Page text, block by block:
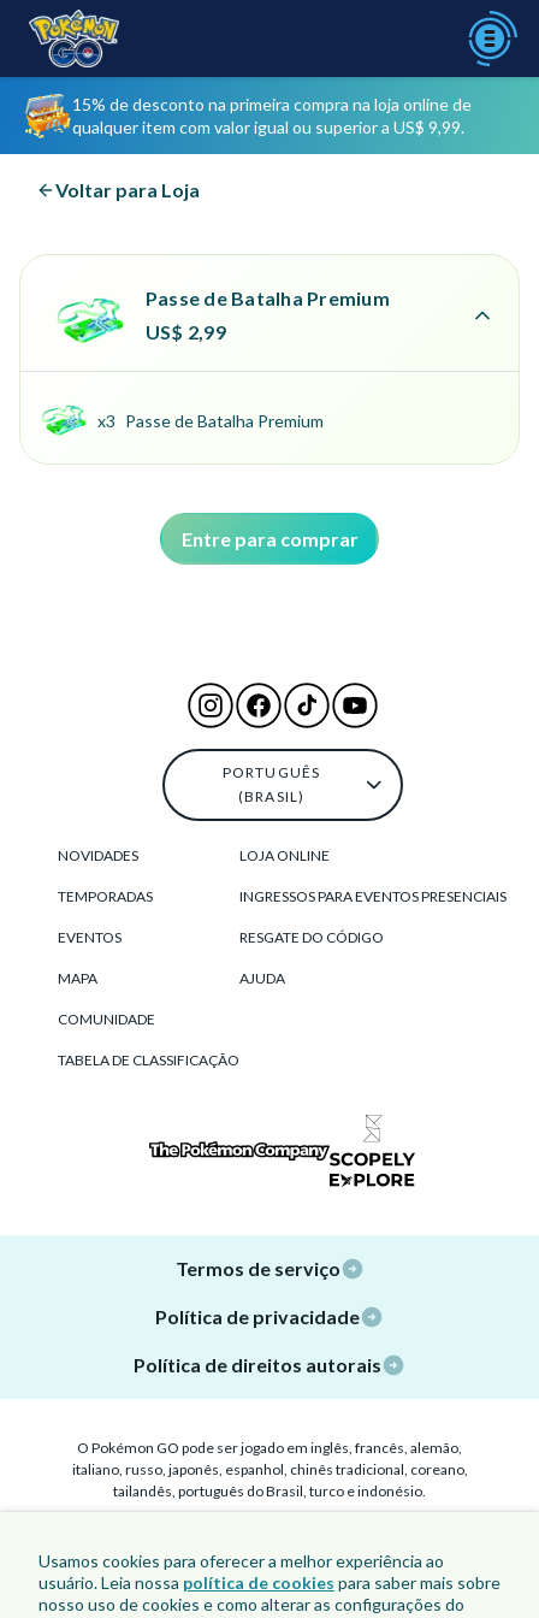
Faça login pela primeira vez para receber
recompensas de bônus!
Entrar
15% de desconto na primeira compra na loja online de
qualquer item com valor igual ou superior a US$ 9,99.
Faça login pela primeira vez para receber
recompensas de bônus!
Voltar para Loja
Passe de Batalha Premium
US$ 2,99
x3 Passe de Batalha Premium
Entre para comprar
NOVIDADES
TEMPORADAS
EVENTOS
MAPA
COMUNIDADE
TABELA DE CLASSIFICAÇÃO
LOJA ONLINE
INGRESSOS PARA EVENTOS PRESENCIAIS
RESGATE DO CÓDIGO
AJUDA
PORTUGUÊS
(BRASIL)
Termos de serviço
Política de privacidade
Política de direitos autorais
O Pokémon GO pode ser jogado em inglês, francês, alemão,
italiano, russo, japonês, espanhol, chinês tradicional, coreano,
tailandês, português do Brasil, turco e indonésio.
TM, ® e nomes de personagens são marcas registradas da
Nintendo. Apple, o logotipo da Apple e a App Store são marcas
registradas da Apple Inc. Google Play é uma marca registrada da
Usamos cookies para oferecer a melhor experiência ao
usuário. Leia nossa política de cookies para saber mais sobre
nosso uso de cookies e como alterar as configurações do